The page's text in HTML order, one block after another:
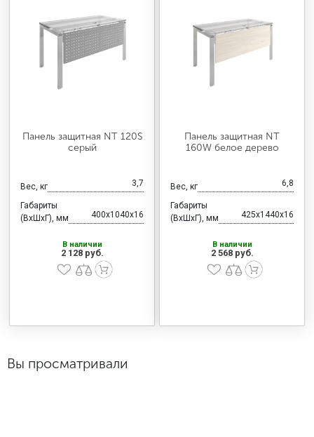
Панель защитная NT 120S
серый
Вес, кг 3,7
Габариты
(ВхШхГ), мм
400x1040x16
В наличии
2 128 руб.
Панель защитная NT
160W белое дерево
Вес, кг 6,8
Габариты
(ВхШхГ), мм
425x1440x16
В наличии
2 568 руб.
Вы просматривали